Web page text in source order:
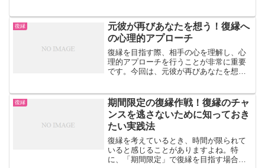
える関係を築くことができます。本記事
では、元彼と復縁するため...
復縁
元彼が再びあなたを想う！復縁へ
の心理的アプローチ
復縁を目指す際、相手の心を理解し、心
理的アプローチを行うことが非常に重要
です。今回は、元彼が再びあなたを想う
く元彼が再びあなたを想うためには、ま
ず自分自身を磨くことが大...
復縁
期間限定の復縁作戦！復縁のチャ
ンスを逃さないために知っておき
たい実践法
復縁を考えているとき、時間が限られて
いると感じることがありますよね。特
に、「期間限定」で復縁を目指す場合、